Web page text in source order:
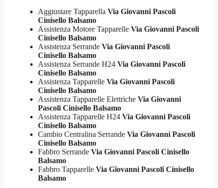
Aggiustare Tapparella Via Giovanni Pascoli
Cinisello Balsamo
Assistenza Motore Tapparelle Via Giovanni Pascoli
Cinisello Balsamo
Assistenza Serrande Via Giovanni Pascoli
Cinisello Balsamo
Assistenza Serrande H24 Via Giovanni Pascoli
Cinisello Balsamo
Assistenza Tapparelle Via Giovanni Pascoli
Cinisello Balsamo
Assistenza Tapparelle Elettriche Via Giovanni
Pascoli Cinisello Balsamo
Assistenza Tapparelle H24 Via Giovanni Pascoli
Cinisello Balsamo
Cambio Centralina Serrande Via Giovanni Pascoli
Cinisello Balsamo
Fabbro Serrande Via Giovanni Pascoli Cinisello
Balsamo
Fabbro Tapparelle Via Giovanni Pascoli Cinisello
Balsamo